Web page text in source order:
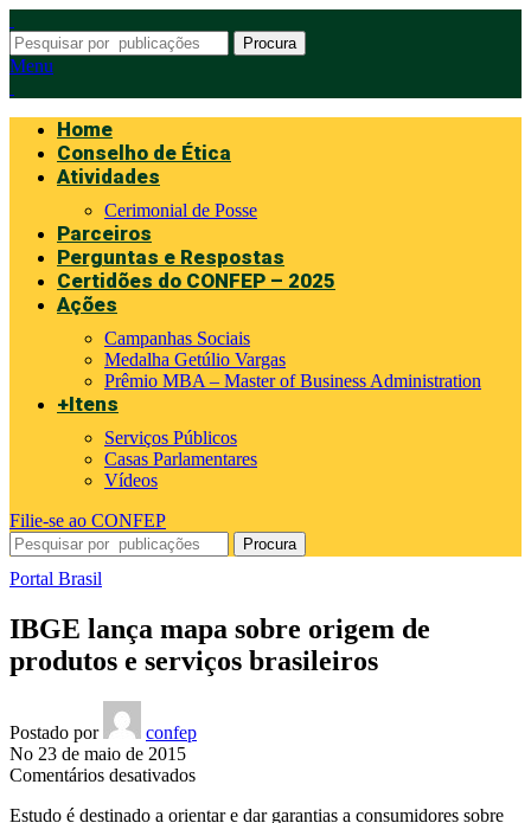
Procura
Menu
Home
Conselho de Ética
Atividades
Cerimonial de Posse
Parceiros
Perguntas e Respostas
Certidões do CONFEP – 2025
Ações
Campanhas Sociais
Medalha Getúlio Vargas
Prêmio MBA – Master of Business Administration
+Itens
Serviços Públicos
Casas Parlamentares
Vídeos
Filie-se ao CONFEP
Procura
Portal Brasil
IBGE lança mapa sobre origem de
produtos e serviços brasileiros
Postado por
confep
No 23 de maio de 2015
Comentários desativadosem
lança
Estudo é destinado a orientar e dar garantias a consumidores sobre